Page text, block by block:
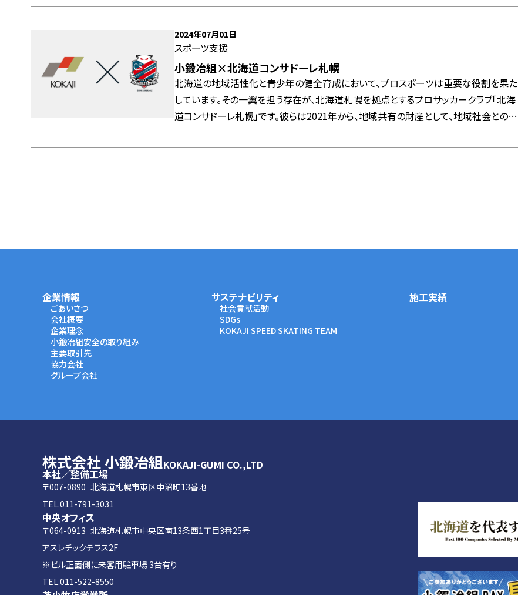
を目指していきます。北海道の夏を彩る瞬間を共に作り上げることができたことに感謝
2024年07月01日
スポーツ支援
小鍛冶組×北海道コンサドーレ札幌
北海道の地域活性化と青少年の健全育成において、プロスポーツは重要な役割を果た
しています。その一翼を担う存在が、北海道札幌を拠点とするプロサッカークラブ「北海
道コンサドーレ札幌」です。彼らは2021年から、地域共有の財産として、地域社会との連
ーシップは、地域経済や文化に対する貢献だけでなく、スポーツの力で地域の未来を切
企業情報
ごあいさつ
会社概要
企業理念
小鍛冶組安全の取り組み
主要取引先
協力会社
グループ会社
サステナビリティ
社会貢献活動
SDGs
KOKAJI SPEED SKATING TEAM
施工実績
株式会社 小鍛冶組KOKAJI-GUMI CO.,LTD
本社／整備工場
〒007-0890 北海道札幌市東区中沼町13番地
TEL.011-791-3031
中央オフィス
〒064-0913 北海道札幌市中央区南13条西1丁目3番25号
アスレチックテラス2F
※ビル正面側に来客用駐車場 3台有り
TEL.011-522-8550